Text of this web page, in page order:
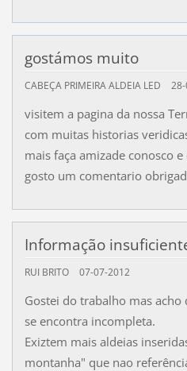
gostámos muito
CABEÇA PRIMEIRA ALDEIA LED
visitem a pagina da nossa
com muitas historias
mais faça amizade conosco
gosto um comentario
Informação
RUI BRITO 07-07-2012
Gostei do trabalho mas
se encontra incompleta.
Exiztem mais aldeias
montanha" que nao